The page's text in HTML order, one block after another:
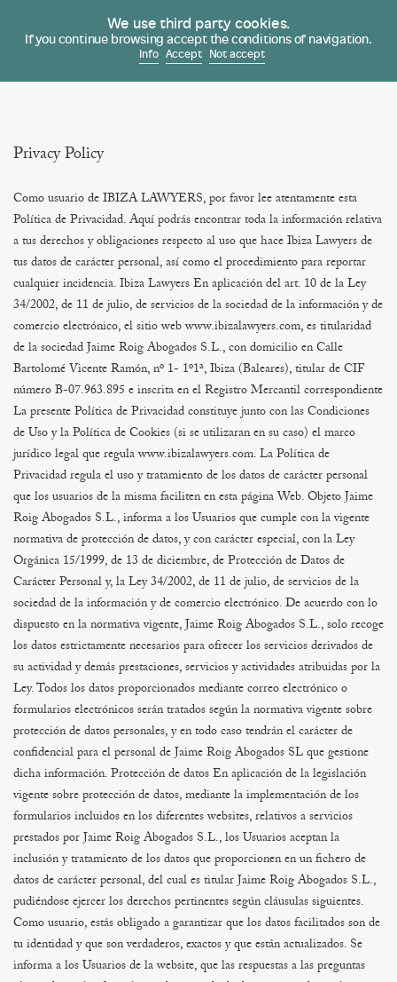
We use third party cookies.
If you continue browsing accept the conditions of navigation.
Info Accept Not accept
Since 1978
Privacy Policy
Como usuario de IBIZA LAWYERS, por favor lee atentamente esta
Política de Privacidad. Aquí podrás encontrar toda la información relativa
a tus derechos y obligaciones respecto al uso que hace Ibiza Lawyers de
tus datos de carácter personal, así como el procedimiento para reportar
cualquier incidencia. Ibiza Lawyers En aplicación del art. 10 de la Ley
34/2002, de 11 de julio, de servicios de la sociedad de la información y de
comercio electrónico, el sitio web www.ibizalawyers.com, es titularidad
de la sociedad Jaime Roig Abogados S.L., con domicilio en Calle
Bartolomé Vicente Ramón, nº 1- 1º1ª, Ibiza (Baleares), titular de CIF
número B-07.963.895 e inscrita en el Registro Mercantil correspondiente
La presente Política de Privacidad constituye junto con las Condiciones
de Uso y la Política de Cookies (si se utilizaran en su caso) el marco
jurídico legal que regula www.ibizalawyers.com. La Política de
Privacidad regula el uso y tratamiento de los datos de carácter personal
que los usuarios de la misma faciliten en esta página Web. Objeto Jaime
Roig Abogados S.L., informa a los Usuarios que cumple con la vigente
normativa de protección de datos, y con carácter especial, con la Ley
Orgánica 15/1999, de 13 de diciembre, de Protección de Datos de
Carácter Personal y, la Ley 34/2002, de 11 de julio, de servicios de la
sociedad de la información y de comercio electrónico. De acuerdo con lo
dispuesto en la normativa vigente, Jaime Roig Abogados S.L., solo recoge
los datos estrictamente necesarios para ofrecer los servicios derivados de
su actividad y demás prestaciones, servicios y actividades atribuidas por la
Ley. Todos los datos proporcionados mediante correo electrónico o
formularios electrónicos serán tratados según la normativa vigente sobre
protección de datos personales, y en todo caso tendrán el carácter de
confidencial para el personal de Jaime Roig Abogados SL que gestione
dicha información. Protección de datos En aplicación de la legislación
vigente sobre protección de datos, mediante la implementación de los
formularios incluidos en los diferentes websites, relativos a servicios
prestados por Jaime Roig Abogados S.L., los Usuarios aceptan la
inclusión y tratamiento de los datos que proporcionen en un fichero de
datos de carácter personal, del cual es titular Jaime Roig Abogados S.L.,
pudiéndose ejercer los derechos pertinentes según cláusulas siguientes.
Como usuario, estás obligado a garantizar que los datos facilitados son de
tu identidad y que son verdaderos, exactos y que están actualizados. Se
informa a los Usuarios de la website, que las respuestas a las preguntas